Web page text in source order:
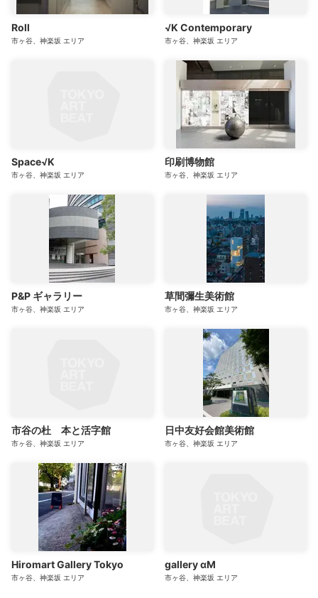
Roll
市ヶ谷、神楽坂 エリア
√K Contemporary
市ヶ谷、神楽坂 エリア
Space√K
市ヶ谷、神楽坂 エリア
印刷博物館
市ヶ谷、神楽坂 エリア
P&P ギャラリー
市ヶ谷、神楽坂 エリア
草間彌生美術館
市ヶ谷、神楽坂 エリア
市谷の杜 本と活字館
市ヶ谷、神楽坂 エリア
日中友好会館美術館
市ヶ谷、神楽坂 エリア
Hiromart Gallery Tokyo
市ヶ谷、神楽坂 エリア
gallery αM
市ヶ谷、神楽坂 エリア